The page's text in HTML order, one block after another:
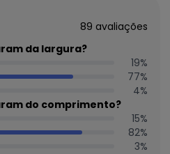
89 avaliações
da largura?
19%
77%
4%
do comprimento?
15%
82%
3%